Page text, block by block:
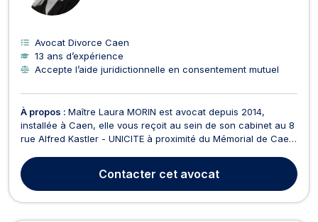
Avocat Divorce Caen
13 ans d’expérience
Accepte l’aide juridictionnelle en consentement mutuel
À propos : Maître Laura MORIN est avocat depuis 2014,
installée à Caen, elle vous reçoit au sein de son cabinet au 8
rue Alfred Kastler - UNICITE à proximité du Mémorial de Caen
intervient en droit du travail, droit social et en droit de la
famille. En droit du travail, Maître MORIN...
Contacter cet avocat